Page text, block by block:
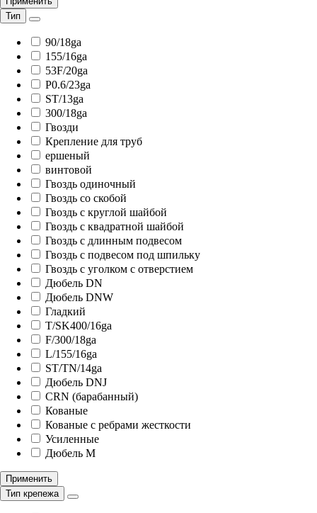
Тип
90/18ga
155/16ga
53F/20ga
P0.6/23ga
ST/13ga
300/18ga
Гвозди
Крепление для труб
ершеный
винтовой
Гвоздь одиночный
Гвоздь со скобой
Гвоздь с круглой шайбой
Гвоздь с квадратной шайбой
Гвоздь с длинным подвесом
Гвоздь с подвесом под шпильку
Гвоздь с уголком с отверстием
Дюбель DN
Дюбель DNW
Гладкий
T/SK400/16ga
F/300/18ga
L/155/16ga
ST/TN/14ga
Дюбель DNJ
СRN (барабанный)
Кованые
Кованые с ребрами жесткости
Усиленные
Дюбель М
Применить
Тип крепежа